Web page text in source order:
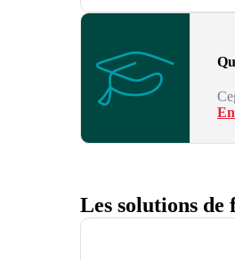
Les solutions de